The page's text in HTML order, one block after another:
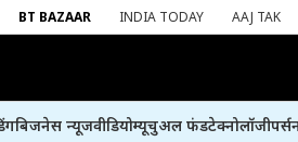
BT BAZAAR INDIA TODAY AAJ TAK
बिजनेस न्यूजवीडियोम्यूचुअल फंडटेक्नोलॉजी